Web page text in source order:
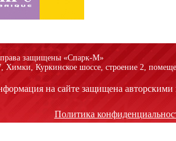
защищены «Спарк-M»
Химки, Куркинское шоссе, строение 2,
на сайте защищена
Политика